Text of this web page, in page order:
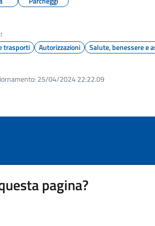
trasporti Autorizzazioni Salute, benessere e
25/04/2024 22:22.09
pagina?